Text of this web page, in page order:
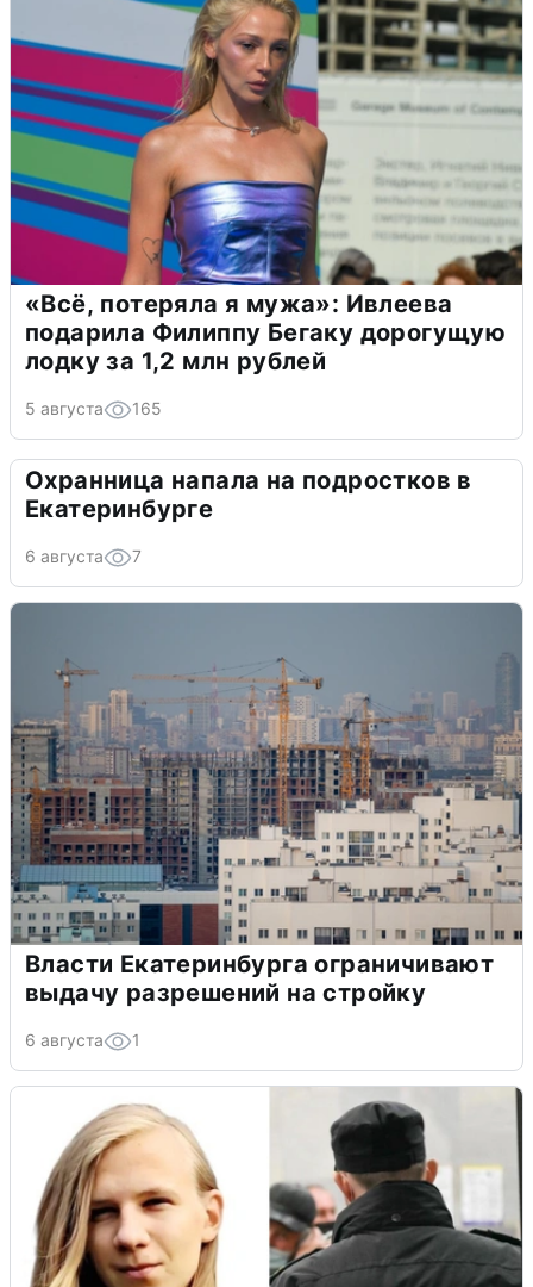
«Всё, потеряла я мужа»: Ивлеева
подарила Филиппу Бегаку дорогущую
лодку за 1,2 млн рублей
5 августа 165
Охранница напала на подростков в
Екатеринбурге
6 августа 7
Власти Екатеринбурга ограничивают
выдачу разрешений на стройку
6 августа 1